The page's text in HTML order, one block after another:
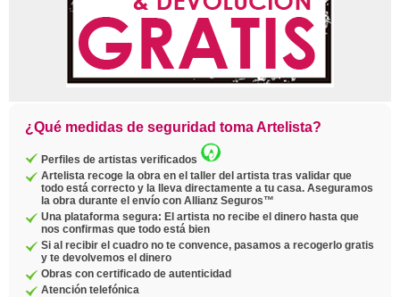
¿Qué medidas de seguridad toma Artelista?
Perfiles de artistas verificados
Artelista recoge la obra en el taller del artista tras validar que
todo está correcto y la lleva directamente a tu casa. Aseguramos
la obra durante el envío con Allianz Seguros™
Una plataforma segura: El artista no recibe el dinero hasta que
nos confirmas que todo está bien
Si al recibir el cuadro no te convence, pasamos a recogerlo gratis
y te devolvemos el dinero
Obras con certificado de autenticidad
Atención telefónica